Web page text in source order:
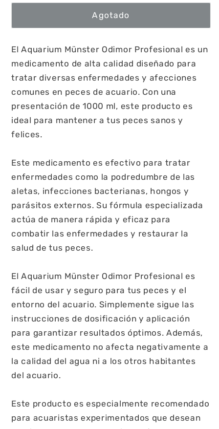
Agotado
El Aquarium Münster Odimor Profesional es un
medicamento de alta calidad diseñado para
tratar diversas enfermedades y afecciones
comunes en peces de acuario. Con una
presentación de 1000 ml, este producto es
ideal para mantener a tus peces sanos y
felices.
Este medicamento es efectivo para tratar
enfermedades como la podredumbre de las
aletas, infecciones bacterianas, hongos y
parásitos externos. Su fórmula especializada
actúa de manera rápida y eficaz para
combatir las enfermedades y restaurar la
salud de tus peces.
El Aquarium Münster Odimor Profesional es
fácil de usar y seguro para tus peces y el
entorno del acuario. Simplemente sigue las
instrucciones de dosificación y aplicación
para garantizar resultados óptimos. Además,
este medicamento no afecta negativamente a
la calidad del agua ni a los otros habitantes
del acuario.
Este producto es especialmente recomendado
para acuaristas experimentados que desean